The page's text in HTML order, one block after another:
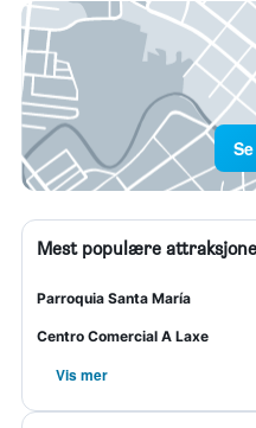
Mest populære
Parroquia Santa María
Centro Comercial A Laxe
Vis mer